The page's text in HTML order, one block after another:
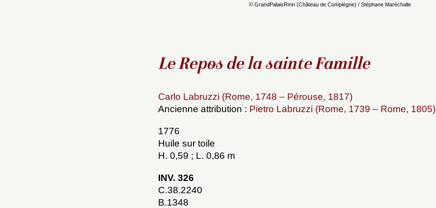
© GrandPalaisRmn (Château de Compiègne) / Stéphane Maréchalle
Le Repos de la sainte Famille
Carlo Labruzzi (Rome, 1748 – Pérouse, 1817)
Ancienne attribution : Pietro Labruzzi (Rome, 1739 – Rome, 1805)
1776
Huile sur toile
H. 0,59 ; L. 0,86 m
INV. 326
C.38.2240
B.1348